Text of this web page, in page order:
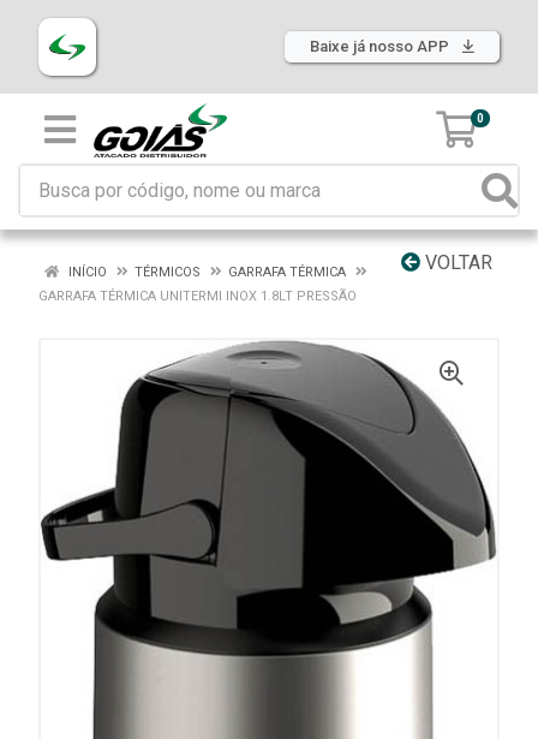
Baixe já nosso APP
0
VOLTAR
INÍCIO TÉRMICOS
GARRAFA TÉRMICA
GARRAFA TÉRMICA UNITERMI INOX 1.8LT PRESSÃO